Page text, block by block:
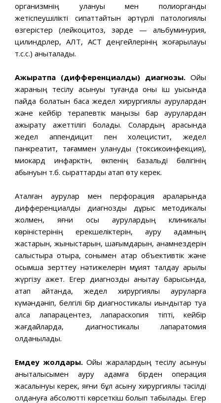
организмнің улануы мен полиоргандық
жетіспеушілікті сипаттайтын әртүрлі патологиялық
өзгерістер (лейкоцитоз, зәрде — альбуминурия,
цилиндрлер, АЛТ, ACT деңгейлерінің жоғарылауы
т.с.с.) анықталады.
Ажыратпа (дифференциалдық) диагнозы. Ойық
жараның тесілу асқынуы туғанда оны іш қуысында
пайда болатын басқа жедел хирургиялық аурулардан
және кейбір терапевтік маңызы бар аурулардан
ажырату қажеттілігі болады. Солардың арасында
жедел аппендицит пен холецистит, жедел
панкреатит, тағаммен улануды (токсикоинфекция),
миокард инфарктін, өкпенің базальді бөлігінің
қабынуын т.б. сырқаттарды атап өту керек.
Аталған аурулар мен перфорация араларында
дифференциалдық диагнозды дұрыс методикалық
жолмен, яғни осы аурулардың клиникалық
көріністерінің ерекшеліктерін, ауру адамның
жастарын, жыныстарын, шағымдарын, анамнездерін
салыстыра отыра, сонымен қатар объективтік және
қосымша зерттеу нәтижелерін мұқият талдау арқылы
жүргізу қажет. Егер диагнозды анықтау барысында,
атап айтқанда, жедел хирургиялық ауруларға
күмәндәніп, белгілі бір диагностикалық қиындықтар туа
қалса лапарацентез, лапараскопия тіпті, кейбір
жағдайларда, диагностикалық лапаратомия
қолданылады.
Емдеу жолдары. Ойық жаралардың тесілу асқынуы
анықталысымен ауру адамға бірден операция
жасалынуы керек, яғни бұл асқыну хирургиялық тәсілді
қолдануға абсолютті көрсеткіш болып табылады. Егер